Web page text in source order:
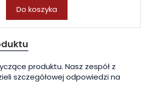
Do koszyka
produktu. Nasz zespół z
szczegółowej odpowiedzi na